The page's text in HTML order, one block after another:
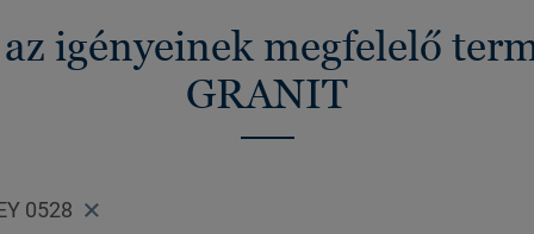
igényeinek megfelelő
GRANIT
0528